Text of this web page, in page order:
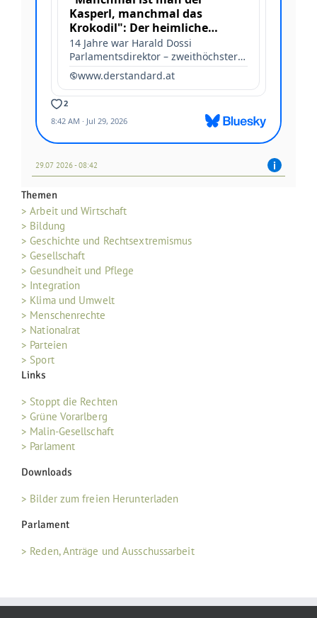
29.07 2026 - 08:42
Themen
> Arbeit und Wirtschaft
> Bildung
> Geschichte und Rechtsextremismus
> Gesellschaft
> Gesundheit und Pflege
> Integration
> Klima und Umwelt
> Menschenrechte
> Nationalrat
> Parteien
> Sport
Links
> Stoppt die Rechten
> Grüne Vorarlberg
> Malin-Gesellschaft
> Parlament
Downloads
> Bilder zum freien Herunterladen
Parlament
> Reden, Anträge und Ausschussarbeit